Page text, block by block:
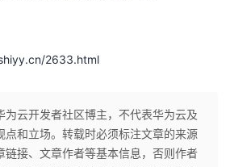
2633.html
为云开发者社区博主，不代表华为云及
点和立场。转载时必须标注文章的来源
链接、文章作者等基本信息，否则作者